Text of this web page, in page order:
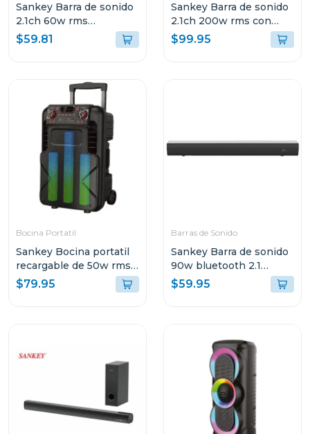
Sankey Barra de sonido
2.1ch 60w rms
bluetooth hmt62
$59.81
Sankey Barra de sonido
2.1ch 200w rms con
sonido envolvente 3d
hmt200
$99.95
Bocina Portatil
Sankey Bocina portatil
recargable de 50w rms
bluetooth pa12dcm
$79.95
Barras de Sonido
Sankey Barra de sonido
90w bluetooth 2.1
canales + subwoofer
hmt83
$59.95